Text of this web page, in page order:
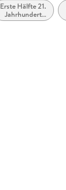
Erste Hälfte 21.
Jahrhundert
(ca. 2000 bis